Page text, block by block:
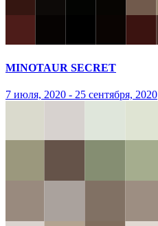
MINOTAUR SECRET
7 июля, 2020 - 25 сентября, 2020